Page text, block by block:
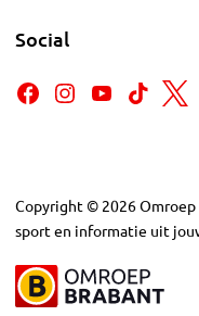
Social
Copyright © 2026
sport en informatie uit